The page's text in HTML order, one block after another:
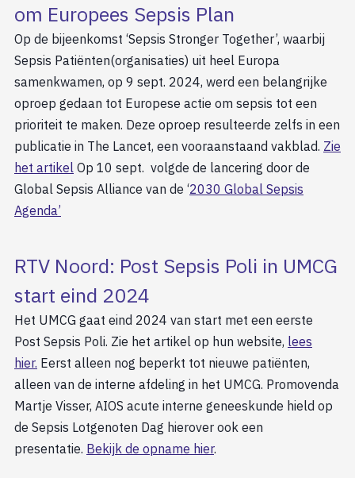
om Europees Sepsis Plan
Op de bijeenkomst ‘Sepsis Stronger Together’, waarbij
Sepsis Patiënten(organisaties) uit heel Europa
samenkwamen, op 9 sept. 2024, werd een belangrijke
oproep gedaan tot Europese actie om sepsis tot een
prioriteit te maken. Deze oproep resulteerde zelfs in een
publicatie in The Lancet, een vooraanstaand vakblad. Zie
het artikel Op 10 sept. volgde de lancering door de
Global Sepsis Alliance van de ‘2030 Global Sepsis
Agenda’
RTV Noord: Post Sepsis Poli in UMCG
start eind 2024
Het UMCG gaat eind 2024 van start met een eerste
Post Sepsis Poli. Zie het artikel op hun website, lees
hier. Eerst alleen nog beperkt tot nieuwe patiënten,
alleen van de interne afdeling in het UMCG. Promovenda
Martje Visser, AIOS acute interne geneeskunde hield op
de Sepsis Lotgenoten Dag hierover ook een
presentatie. Bekijk de opname hier.